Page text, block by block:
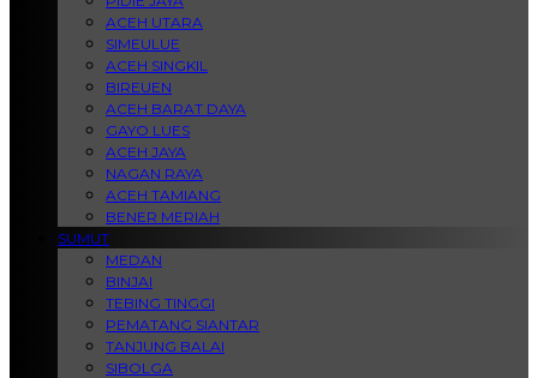
ACEH UTARA
SIMEULUE
ACEH SINGKIL
BIREUEN
ACEH BARAT DAYA
GAYO LUES
ACEH JAYA
NAGAN RAYA
ACEH TAMIANG
BENER MERIAH
SUMUT
MEDAN
BINJAI
TEBING TINGGI
PEMATANG SIANTAR
TANJUNG BALAI
SIBOLGA